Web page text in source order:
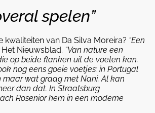
spelen”
kwaliteiten van Da Silva Moreira? “Een
Nieuwsblad. “Van nature een
op beide flanken uit de voeten kan.
nog eens goeie voetjes: in Portugal
maar wat graag met Nani. Al kan
dan dat. In Straatsburg
Rosenior hem in een moderne